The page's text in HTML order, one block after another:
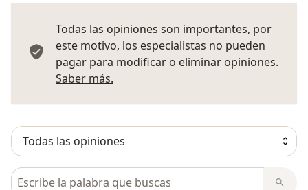
Todas las opiniones son importantes, por
este motivo, los especialistas no pueden
pagar para modificar o eliminar opiniones.
Saber más.
Busca en opiniones